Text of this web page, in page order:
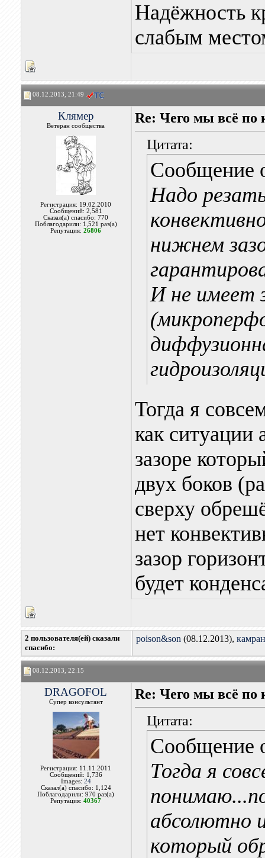
Надёжность
слабым
08.12.2013, 21:49
Клямер
Ветеран сообщества
Регистрация: 19.02.2010
Сообщений: 2,581
Сказал(а) спасибо: 770
Поблагодарили: 1,521 раз(а)
Репутация:26806
Re: Чего мы всё по
Цитата:
Сообщение
Надо
нижнем
И не имеет
Тогда я
как ситуации
зазоре
двух боков
сверху
нет
зазор
будет
2 пользователя(ей) сказали
cпасибо:
poison&son (08.12.2013), камран
08.12.2013, 22:15
DRAGOFOL
Супер консультант
Регистрация: 11.11.2011
Сообщений: 1,736
Images: 24
Сказал(а) спасибо: 1,124
Поблагодарили: 970 раз(а)
Репутация:40367
Re: Чего мы всё по
Цитата:
Сообщение
Тогда я
абсолютно
который